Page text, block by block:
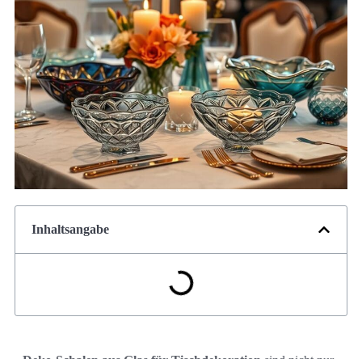
Inhaltsangabe